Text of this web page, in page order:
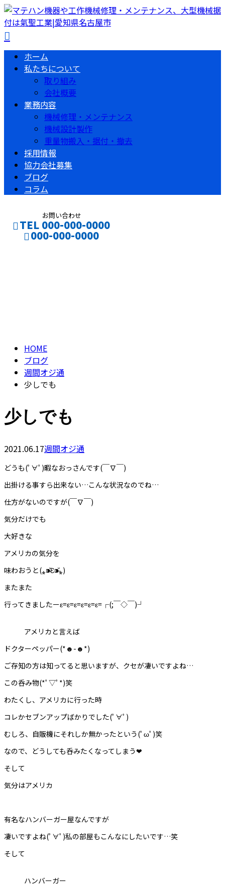
ホーム
私たちについて
取り組み
会社概要
業務内容
機械修理・メンテナンス
機械設計製作
重量物搬入・据付・撤去
採用情報
協力会社募集
ブログ
コラム
お問い合わせ
TEL 000-000-0000
000-000-0000
HOME
ブログ
週間オジ通
少しでも
少しでも
2021.06.17週間オジ通
どうも(ﾟ∀ﾟ)暇なおっさんです(￣∇￣)
出掛ける事すら出来ない…こんな状況なのでね…
仕方がないのですが(￣∇￣)
気分だけでも
大好きな
アメリカの気分を
味わおうと(⁎⁍̴̆Ɛ⁍̴̆⁎)
またまた
行ってきましたーε=ε=ε=ε=ε=ε=┌(;￣◇￣)┘
アメリカと言えば
ドクターペッパー(*☻-☻*)
ご存知の方は知ってると思いますが、クセが凄いですよね…
この呑み物(*ﾟ▽ﾟ*)笑
わたくし、アメリカに行った時
コレかセブンアップばかりでした(ﾟ∀ﾟ)
むしろ、自販機にそれしか無かったという(ﾟωﾟ)笑
なので、どうしても呑みたくなってしまう❤︎
そして
気分はアメリカ
有名なハンバーガー屋なんですが
凄いですよね(ﾟ∀ﾟ)私の部屋もこんなにしたいです…笑
そして
ハンバーガー